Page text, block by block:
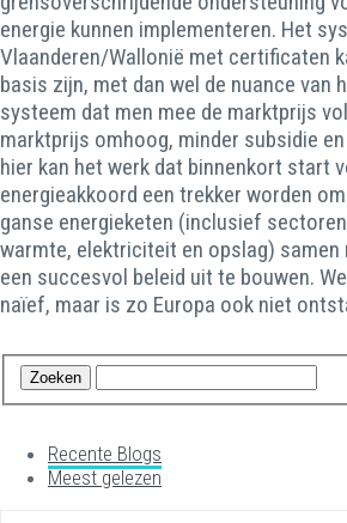
energie kunnen implementeren. Het
Vlaanderen/Wallonië met certificaten
basis zijn, met dan wel de nuance van
systeem dat men mee de marktprijs
marktprijs omhoog, minder subsidie
hier kan het werk dat binnenkort start
energieakkoord een trekker worden
ganse energieketen (inclusief
warmte, elektriciteit en opslag) samen
een succesvol beleid uit te bouwen.
naïef, maar is zo Europa ook niet
Recente Blogs
Meest gelezen